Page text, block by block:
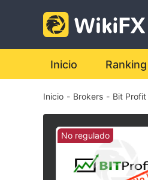
Inicio Ranking
Inicio - Brokers - Bit Profit
No regulado
3
4
5
6
3
4
5